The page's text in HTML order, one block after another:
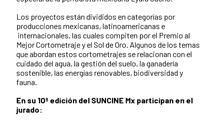
Los proyectos están divididos en categorías por
producciones mexicanas, latinoamericanas e
internacionales, las cuales compiten por el Premio al
Mejor Cortometraje y el Sol de Oro. Algunos de los temas
que abordan estos cortometrajes se relacionan con el
cuidado del agua, la gestión del suelo, la ganadería
sostenible, las energías renovables, biodiversidad y
fauna.
En su 10ª edición del SUNCINE Mx participan en el
jurado: